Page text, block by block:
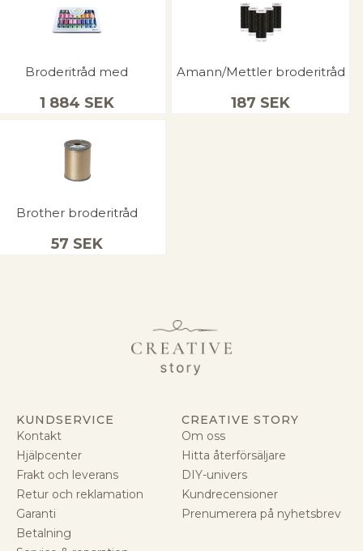
Broderitråd med
1 884 SEK
Amann/Mettler broderitråd
187 SEK
Brother broderitråd
57 SEK
KUNDSERVICE
Kontakt
Hjälpcenter
Frakt och leverans
Retur och reklamation
Garanti
Betalning
CREATIVE STORY
Om oss
Hitta återförsäljare
DIY-univers
Kundrecensioner
Prenumerera på nyhetsbrev